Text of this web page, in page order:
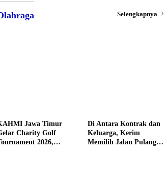
Selengkapnya
Jawa Timur
Charity Golf
2026,
Di Antara Kontrak dan
Keluarga, Kerim
Memilih Jalan Pulang